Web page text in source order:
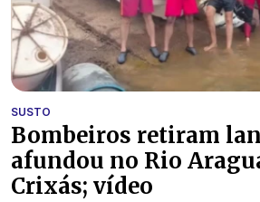
SUSTO
Bombeiros retiram
afundou no Rio
Crixás; vídeo